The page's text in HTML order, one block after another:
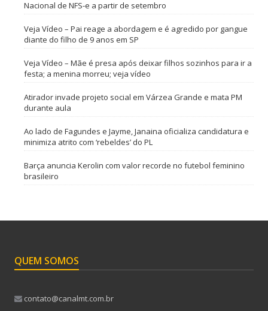
Nacional de NFS-e a partir de setembro
Veja Vídeo – Pai reage a abordagem e é agredido por gangue
diante do filho de 9 anos em SP
Veja Vídeo – Mãe é presa após deixar filhos sozinhos para ir a
festa; a menina morreu; veja vídeo
Atirador invade projeto social em Várzea Grande e mata PM
durante aula
Ao lado de Fagundes e Jayme, Janaina oficializa candidatura e
minimiza atrito com ‘rebeldes’ do PL
Barça anuncia Kerolin com valor recorde no futebol feminino
brasileiro
QUEM SOMOS
contato@canalmt.com.br